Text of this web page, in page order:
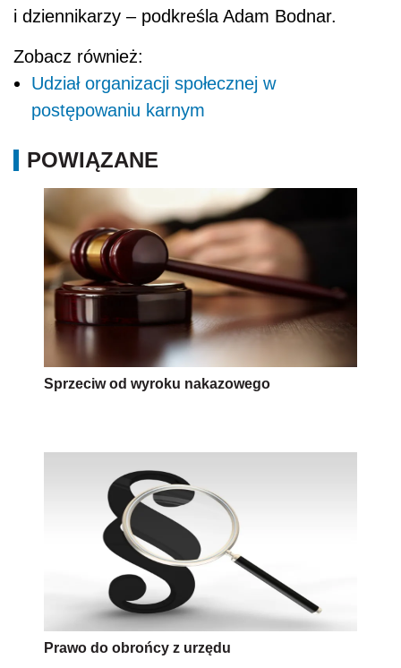
i dziennikarzy – podkreśla Adam Bodnar.
Zobacz również:
Udział organizacji społecznej w
postępowaniu karnym
POWIĄZANE
Sprzeciw od wyroku nakazowego
Prawo do obrońcy z urzędu